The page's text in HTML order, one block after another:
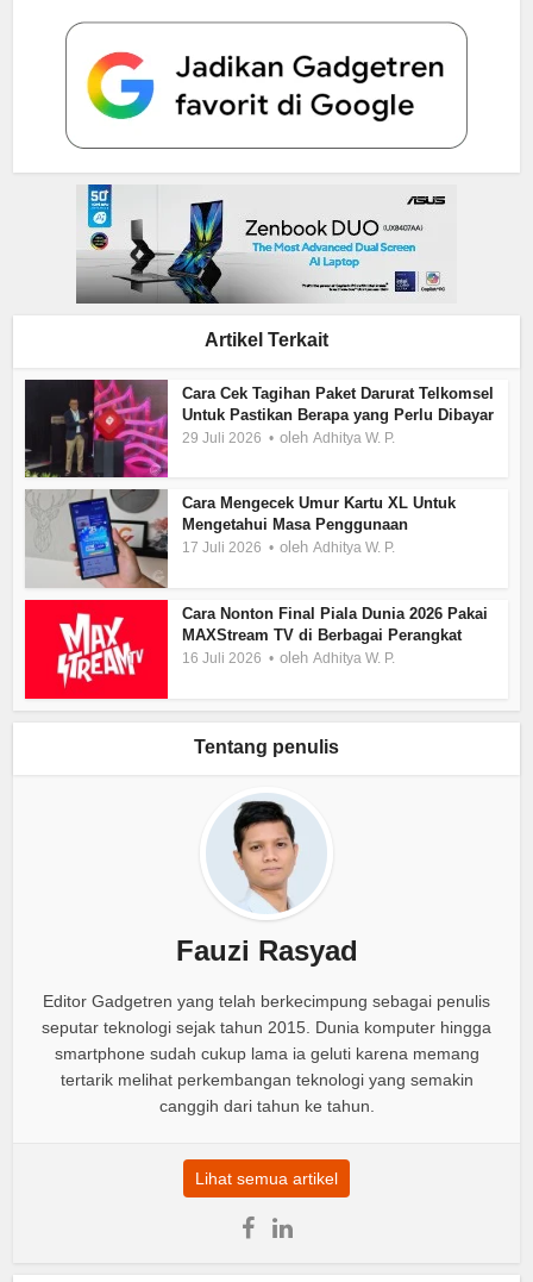
Artikel Terkait
Cara Cek Tagihan Paket Darurat Telkomsel
Untuk Pastikan Berapa yang Perlu Dibayar
29 Juli 2026 olehAdhitya W. P.
Cara Mengecek Umur Kartu XL Untuk
Mengetahui Masa Penggunaan
17 Juli 2026 olehAdhitya W. P.
Cara Nonton Final Piala Dunia 2026 Pakai
MAXStream TV di Berbagai Perangkat
16 Juli 2026 olehAdhitya W. P.
Tentang penulis
Fauzi Rasyad
Editor Gadgetren yang telah berkecimpung sebagai penulis
seputar teknologi sejak tahun 2015. Dunia komputer hingga
smartphone sudah cukup lama ia geluti karena memang
tertarik melihat perkembangan teknologi yang semakin
canggih dari tahun ke tahun.
Lihat semua artikel